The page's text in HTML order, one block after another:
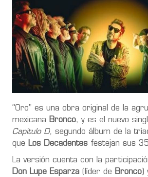
“Oro” es una obra original de la
mexicana Bronco, y es el nuevo
Capítulo D, segundo álbum de la
que Los Decadentes festejan sus
La versión cuenta con la
Don Lupe Esparza (líder de Bronco